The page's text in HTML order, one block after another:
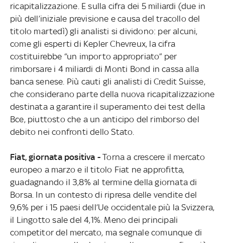
ricapitalizzazione. E sulla cifra dei 5 miliardi (due in
più dell’iniziale previsione e causa del tracollo del
titolo martedì) gli analisti si dividono: per alcuni,
come gli esperti di Kepler Chevreux, la cifra
costituirebbe “un importo appropriato” per
rimborsare i 4 miliardi di Monti Bond in cassa alla
banca senese. Più cauti gli analisti di Credit Suisse,
che considerano parte della nuova ricapitalizzazione
destinata a garantire il superamento dei test della
Bce, piuttosto che a un anticipo del rimborso del
debito nei confronti dello Stato.
Fiat, giornata positiva -Torna a crescere il mercato
europeo a marzo e il titolo Fiat ne approfitta,
guadagnando il 3,8% al termine della giornata di
Borsa. In un contesto di ripresa delle vendite del
9,6% per i 15 paesi dell’Ue occidentale più la Svizzera,
il Lingotto sale del 4,1%. Meno dei principali
competitor del mercato, ma segnale comunque di